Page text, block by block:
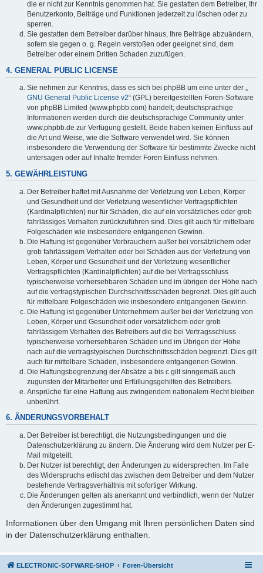
die er nicht zur Kenntnis genommen hat. Sie gestatten dem Betreiber, Ihr
Benutzerkonto, Beiträge und Funktionen jederzeit zu löschen oder zu
sperren.
Sie gestatten dem Betreiber darüber hinaus, Ihre Beiträge abzuändern,
sofern sie gegen o. g. Regeln verstoßen oder geeignet sind, dem
Betreiber oder einem Dritten Schaden zuzufügen.
4. GENERAL PUBLIC LICENSE
Sie nehmen zur Kenntnis, dass es sich bei phpBB um eine unter der „
GNU General Public License v2“ (GPL) bereitgestellten Foren-Software
von phpBB Limited (www.phpbb.com) handelt; deutschsprachige
Informationen werden durch die deutschsprachige Community unter
www.phpbb.de zur Verfügung gestellt. Beide haben keinen Einfluss auf
die Art und Weise, wie die Software verwendet wird. Sie können
insbesondere die Verwendung der Software für bestimmte Zwecke nicht
untersagen oder auf Inhalte fremder Foren Einfluss nehmen.
5. GEWÄHRLEISTUNG
Der Betreiber haftet mit Ausnahme der Verletzung von Leben, Körper
und Gesundheit und der Verletzung wesentlicher Vertragspflichten
(Kardinalpflichten) nur für Schäden, die auf ein vorsätzliches oder grob
fahrlässiges Verhalten zurückzuführen sind. Dies gilt auch für mittelbare
Folgeschäden wie insbesondere entgangenen Gewinn.
Die Haftung ist gegenüber Verbrauchern außer bei vorsätzlichem oder
grob fahrlässigem Verhalten oder bei Schäden aus der Verletzung von
Leben, Körper und Gesundheit und der Verletzung wesentlicher
Vertragspflichten (Kardinalpflichten) auf die bei Vertragsschluss
typischerweise vorhersehbaren Schäden und im übrigen der Höhe nach
auf die vertragstypischen Durchschnittsschäden begrenzt. Dies gilt auch
für mittelbare Folgeschäden wie insbesondere entgangenen Gewinn.
Die Haftung ist gegenüber Unternehmern außer bei der Verletzung von
Leben, Körper und Gesundheit oder vorsätzlichem oder grob
fahrlässigem Verhalten des Betreibers auf die bei Vertragsschluss
typischerweise vorhersehbaren Schäden und im Übrigen der Höhe
nach auf die vertragstypischen Durchschnittsschäden begrenzt. Dies gilt
auch für mittelbare Schäden, insbesondere entgangenen Gewinn.
Die Haftungsbegrenzung der Absätze a bis c gilt sinngemäß auch
zugunsten der Mitarbeiter und Erfüllungsgehilfen des Betreibers.
Ansprüche für eine Haftung aus zwingendem nationalem Recht bleiben
unberührt.
6. ÄNDERUNGSVORBEHALT
Der Betreiber ist berechtigt, die Nutzungsbedingungen und die
Datenschutzerklärung zu ändern. Die Änderung wird dem Nutzer per E-
Mail mitgeteilt.
Der Nutzer ist berechtigt, den Änderungen zu widersprechen. Im Falle
des Widerspruchs erlischt das zwischen dem Betreiber und dem Nutzer
bestehende Vertragsverhältnis mit sofortiger Wirkung.
Die Änderungen gelten als anerkannt und verbindlich, wenn der Nutzer
den Änderungen zugestimmt hat.
Informationen über den Umgang mit Ihren persönlichen Daten sind
in der Datenschutzerklärung enthalten.
ELECTRONIC-SOFWARE-SHOP Foren-Übersicht